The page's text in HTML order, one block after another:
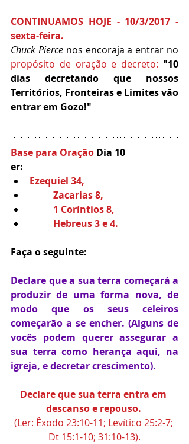
CONTINUAMOS HOJE - 10/3/2017 -
sexta-feira.
Chuck Pierce
propósito de oração e decreto: "10
dias decretando que nossos
Territórios, Fronteiras e Limites vão
entrar em Gozo!"
Base para Oração Dia 10
er:
Ezequiel 34,
          Zacarias 8,
          1 Coríntios 8,
          Hebreus 3 e 4.
Faça o seguinte:
Declare que a sua terra começará a
produzir de uma forma nova, de
modo que os seus celeiros
começarão a se encher. (Alguns de
vocês podem querer assegurar a
sua terra como herança aqui, na
igreja, e decretar crescimento).
Declare que sua terra entra em
descanso e repouso.
(Ler: Êxodo 23:10-11; Levítico 25:2-7;
Dt 15:1-10; 31:10-13).